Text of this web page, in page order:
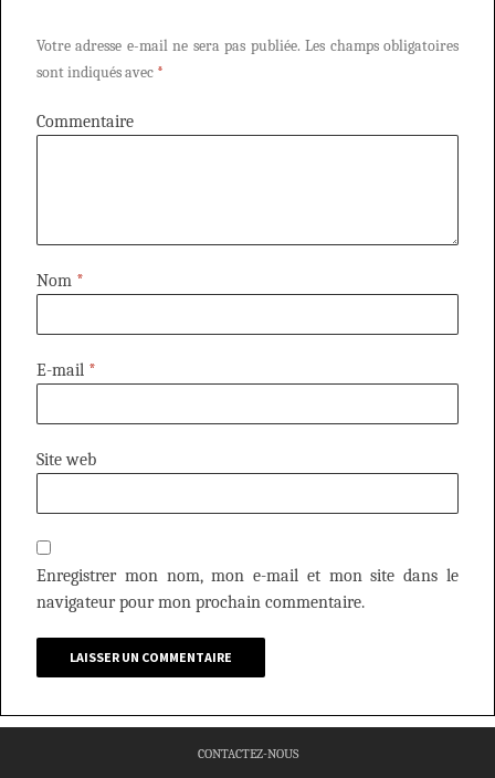
Votre adresse e-mail ne sera pas publiée. Les champs obligatoires
sont indiqués avec *
Commentaire
Nom *
E-mail *
Site web
Enregistrer mon nom, mon e-mail et mon site dans le
navigateur pour mon prochain commentaire.
CONTACTEZ-NOUS